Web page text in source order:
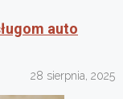
auto
28 sierpnia, 2025